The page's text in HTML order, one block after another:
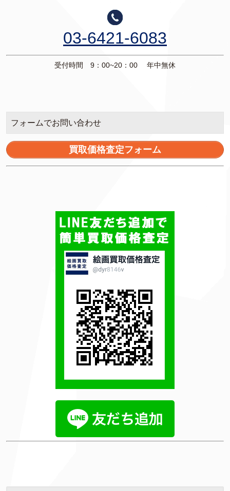
03-6421-6083
受付時間 9：00~20：00 年中無休
フォームでお問い合わせ
買取価格査定フォーム